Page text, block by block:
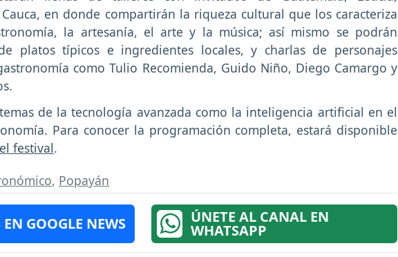
en donde compartirán la riqueza cultural que los caracteriza
la artesanía, el arte y la música; así mismo se podrán
platos típicos e ingredientes locales, y charlas de personajes
como Tulio Recomienda, Guido Niño, Diego Camargo y
de la tecnología avanzada como la inteligencia artificial en el
Para conocer la programación completa, estará disponible
festival.
, Popayán
GOOGLE NEWS ÚNETE AL CANAL EN
WHATSAPP